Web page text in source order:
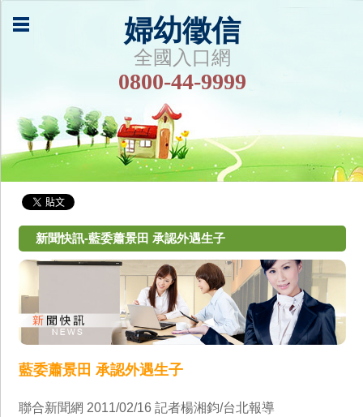
婦幼徵信
全國入口網
0800-44-9999
新聞快訊-藍委蕭景田 承認外遇生子
藍委蕭景田 承認外遇生子
聯合新聞網 2011/02/16 記者楊湘鈞/台北報導